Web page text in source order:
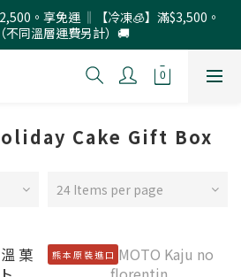
。享免運 ‖【冷凍🧊】滿$3,500。
不同溫層運費另計）🚚
Cake Gift Box
24 Items per page
熊 本 原 裝 進 口